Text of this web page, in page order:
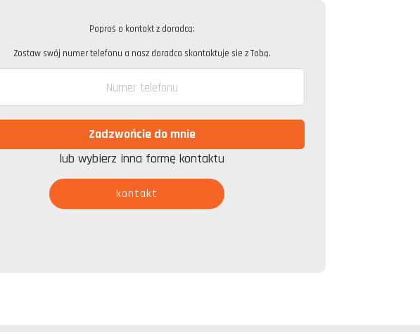
Poproś o kontakt z doradcą:
Zostaw swój numer telefonu a nasz doradca skontaktuje sie z Tobą.
lub wybierz inna formę kontaktu
kontakt